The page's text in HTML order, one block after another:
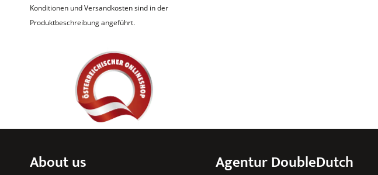
Konditionen und Versandkosten sind in der
Produktbeschreibung angeführt.
About us Agentur DoubleDutch